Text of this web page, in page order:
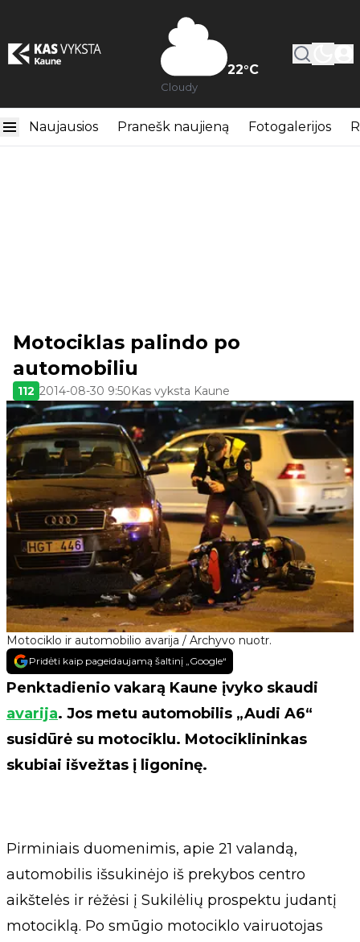
22°C
Cloudy
Naujausios Pranešk naujieną Fotogalerijos
Motociklo ir automobilio avarija / Archyvo nuotr.
Motociklas palindo po
automobiliu
112 2014-08-30 9:50Kas vyksta Kaune
Pridėti kaip pageidaujamą šaltinį „Google“
Penktadienio vakarą Kaune įvyko skaudi
avarija. Jos metu automobilis „Audi A6“
susidūrė su motociklu. Motociklininkas
skubiai išvežtas į ligoninę.
Pirminiais duomenimis, apie 21 valandą,
automobilis išsukinėjo iš prekybos centro
aikštelės ir rėžėsi į Sukilėlių prospektu judantį
motociklą. Po smūgio motociklo vairuotojas